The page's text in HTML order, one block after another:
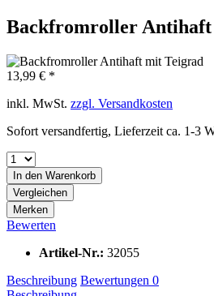
Backfromroller
13,99 € *
inkl. MwSt. zzgl. Versandkosten
Sofort versandfertig, Lieferzeit ca. 1-3
In den Warenkorb
Vergleichen
Merken
Bewerten
Artikel-Nr.: 32055
Beschreibung Bewertungen 0